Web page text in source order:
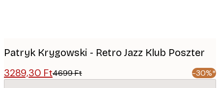
Patryk Krygowski - Retro Jazz Klub Poszter
3289,30 Ft4699 Ft -30%*